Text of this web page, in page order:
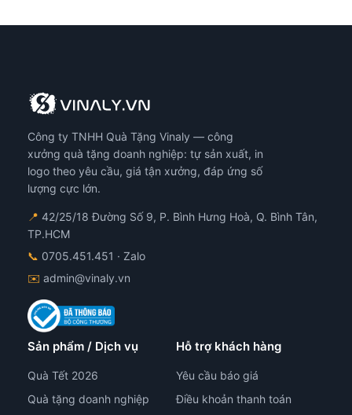
Công ty TNHH Quà Tặng Vinaly — công
xưởng quà tặng doanh nghiệp: tự sản xuất, in
logo theo yêu cầu, giá tận xưởng, đáp ứng số
lượng cực lớn.
📍 42/25/18 Đường Số 9, P. Bình Hưng Hoà, Q. Bình Tân,
TP.HCM
📞 0705.451.451 · Zalo
✉️ admin@vinaly.vn
Sản phẩm / Dịch vụ
Quà Tết 2026
Quà tặng doanh nghiệp
Hỗ trợ khách hàng
Yêu cầu báo giá
Điều khoản thanh toán